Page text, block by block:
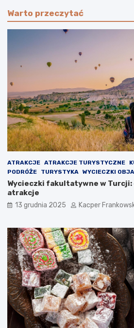
Warto przeczytać
ATRAKCJE ATRAKCJE TURYSTYCZNE
PODRÓŻE
TURYSTYKA WYCIECZKI
Wycieczki fakultatywne w
atrakcje
13 grudnia 2025 Kacper